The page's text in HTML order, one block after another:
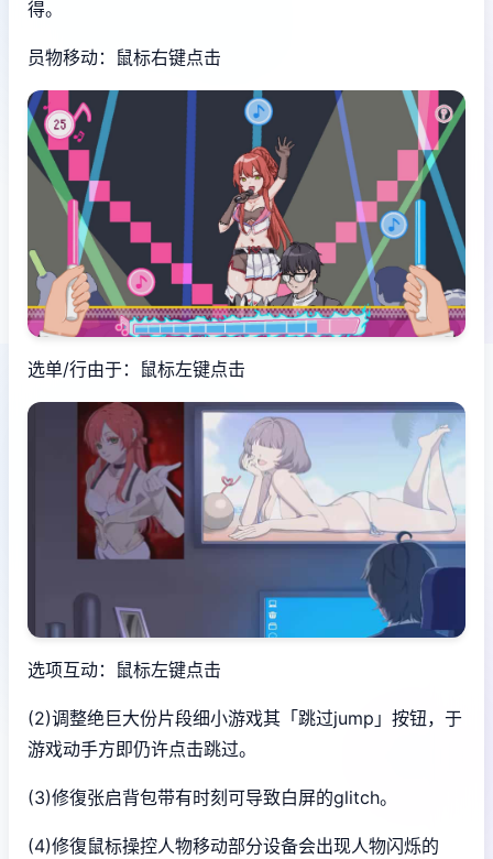
得。
员物移动：鼠标右键点击
选单/行由于：鼠标左键点击
选项互动：鼠标左键点击
(2)调整绝巨大份片段细小游戏其「跳过jump」按钮，于
游戏动手方即仍许点击跳过。
(3)修復张启背包带有时刻可导致白屏的glitch。
(4)修復鼠标操控人物移动部分设备会出现人物闪烁的